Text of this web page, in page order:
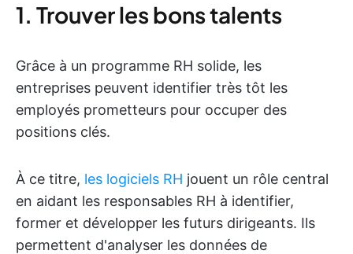
1. Trouver les bons talents
Grâce à un programme RH solide, les
entreprises peuvent identifier très tôt les
employés prometteurs pour occuper des
positions clés.
À ce titre, les logiciels RH jouent un rôle central
en aidant les responsables RH à identifier,
former et développer les futurs dirigeants. Ils
permettent d'analyser les données de